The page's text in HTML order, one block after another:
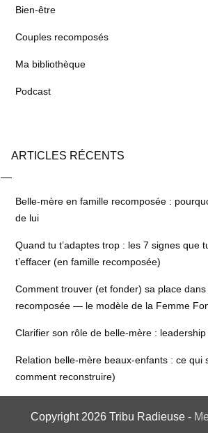
Bien-être
Couples recomposés
Ma bibliothèque
Podcast
ARTICLES RÉCENTS
Belle-mère en famille recomposée :
de lui
Quand tu t’adaptes trop : les 7 signes que
t’effacer (en famille recomposée)
Comment trouver (et fonder) sa place
recomposée — le modèle de la Femme
Clarifier son rôle de belle-mère :
Relation belle-mère beaux-enfants : ce qui
comment reconstruire)
Copyright 2026 Tribu Radieuse-